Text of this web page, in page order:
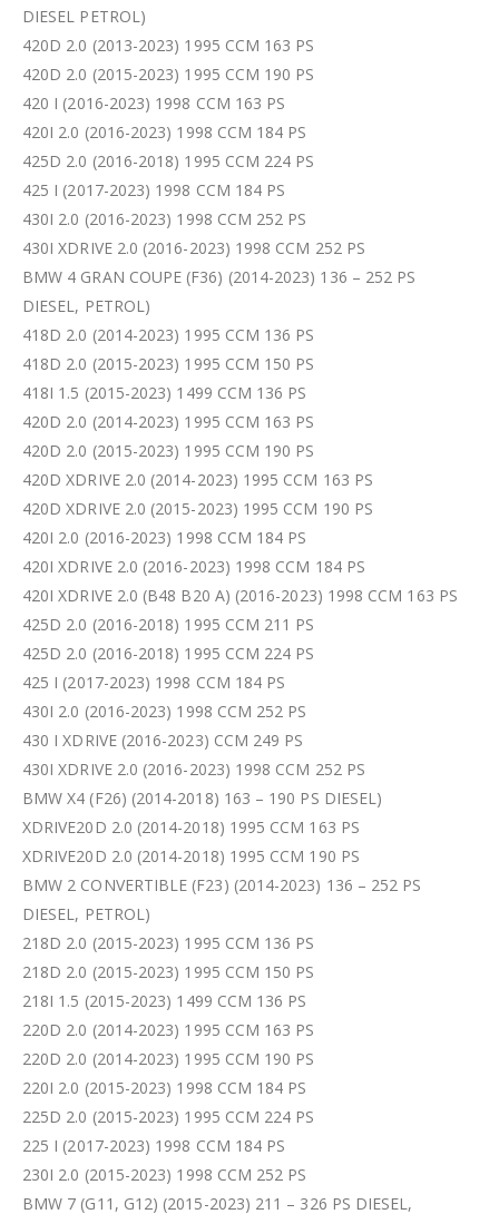
DIESEL PETROL)
420D 2.0 (2013-2023) 1995 CCM 163 PS
420D 2.0 (2015-2023) 1995 CCM 190 PS
420 I (2016-2023) 1998 CCM 163 PS
420I 2.0 (2016-2023) 1998 CCM 184 PS
425D 2.0 (2016-2018) 1995 CCM 224 PS
425 I (2017-2023) 1998 CCM 184 PS
430I 2.0 (2016-2023) 1998 CCM 252 PS
430I XDRIVE 2.0 (2016-2023) 1998 CCM 252 PS
BMW 4 GRAN COUPE (F36) (2014-2023) 136 – 252 PS
DIESEL, PETROL)
418D 2.0 (2014-2023) 1995 CCM 136 PS
418D 2.0 (2015-2023) 1995 CCM 150 PS
418I 1.5 (2015-2023) 1499 CCM 136 PS
420D 2.0 (2014-2023) 1995 CCM 163 PS
420D 2.0 (2015-2023) 1995 CCM 190 PS
420D XDRIVE 2.0 (2014-2023) 1995 CCM 163 PS
420D XDRIVE 2.0 (2015-2023) 1995 CCM 190 PS
420I 2.0 (2016-2023) 1998 CCM 184 PS
420I XDRIVE 2.0 (2016-2023) 1998 CCM 184 PS
420I XDRIVE 2.0 (B48 B20 A) (2016-2023) 1998 CCM 163 PS
425D 2.0 (2016-2018) 1995 CCM 211 PS
425D 2.0 (2016-2018) 1995 CCM 224 PS
425 I (2017-2023) 1998 CCM 184 PS
430I 2.0 (2016-2023) 1998 CCM 252 PS
430 I XDRIVE (2016-2023) CCM 249 PS
430I XDRIVE 2.0 (2016-2023) 1998 CCM 252 PS
BMW X4 (F26) (2014-2018) 163 – 190 PS DIESEL)
XDRIVE20D 2.0 (2014-2018) 1995 CCM 163 PS
XDRIVE20D 2.0 (2014-2018) 1995 CCM 190 PS
BMW 2 CONVERTIBLE (F23) (2014-2023) 136 – 252 PS
DIESEL, PETROL)
218D 2.0 (2015-2023) 1995 CCM 136 PS
218D 2.0 (2015-2023) 1995 CCM 150 PS
218I 1.5 (2015-2023) 1499 CCM 136 PS
220D 2.0 (2014-2023) 1995 CCM 163 PS
220D 2.0 (2014-2023) 1995 CCM 190 PS
220I 2.0 (2015-2023) 1998 CCM 184 PS
225D 2.0 (2015-2023) 1995 CCM 224 PS
225 I (2017-2023) 1998 CCM 184 PS
230I 2.0 (2015-2023) 1998 CCM 252 PS
BMW 7 (G11, G12) (2015-2023) 211 – 326 PS DIESEL,